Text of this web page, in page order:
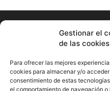
Gestionar el
de las cookies
Para ofrecer las mejores
cookies para almacenar y/o
consentimiento de estas
el comportamiento de navegación